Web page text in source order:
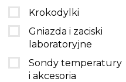
Krokodylki
Gniazda i zaciski
laboratoryjne
Sondy temperatury
i akcesoria